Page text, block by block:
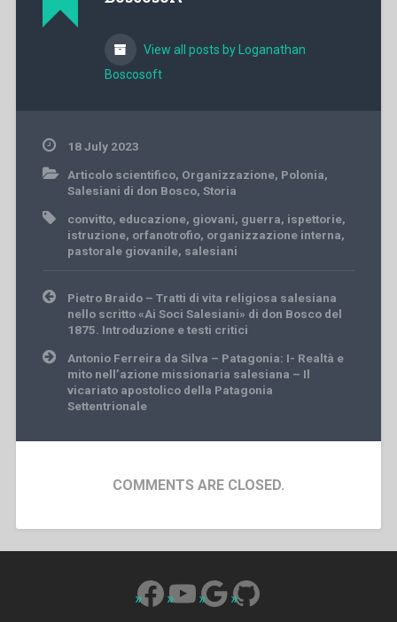
View all posts by Loganathan
Boscosoft
18 July 2023
Articolo scientifico, Organizzazione, Polonia,
Salesiani di don Bosco, Storia
convitto, educazione, giovani, guerra, ispettorie,
istruzione, orfanotrofio, organizzazione interna,
pastorale giovanile, salesiani
Post
navigation
Pietro Braido – Tratti di vita religiosa salesiana
nello scritto «Ai Soci Salesiani» di don Bosco del
1875. Introduzione e testi critici
Antonio Ferreira da Silva – Patagonia: I- Realtà e
mito nell’azione missionaria salesiana – Il
vicariato apostolico della Patagonia
Settentrionale
COMMENTS ARE CLOSED.
Facebook
YouTube
Google
GitHub